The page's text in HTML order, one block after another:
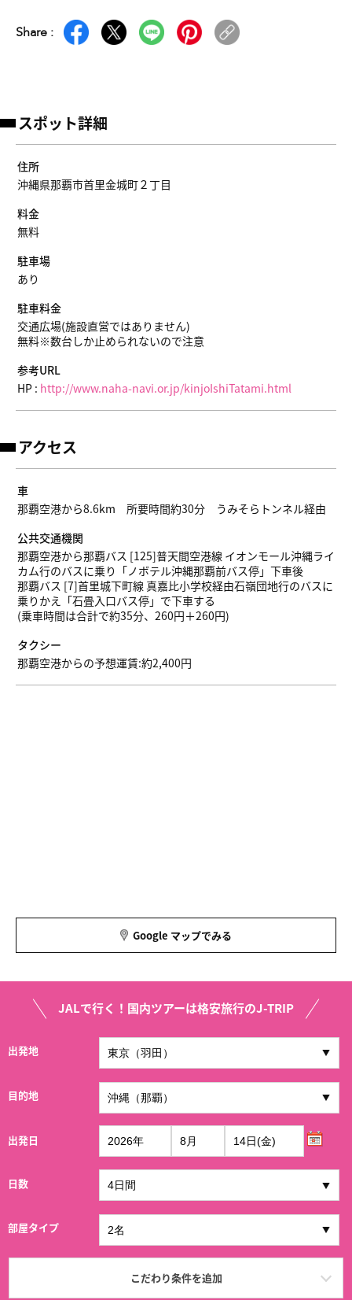
Share :
スポット詳細
住所
沖縄県那覇市首里金城町２丁目
料金
無料
駐車場
あり
駐車料金
交通広場(施設直営ではありません)
無料※数台しか止められないので注意
参考URL
HP : http://www.naha-navi.or.jp/kinjoIshiTatami.html
アクセス
車
那覇空港から8.6km 所要時間約30分 うみそらトンネル経由
公共交通機関
那覇空港から那覇バス [125]普天間空港線 イオンモール沖縄ライ
カム行のバスに乗り「ノボテル沖縄那覇前バス停」下車後
那覇バス [7]首里城下町線 真嘉比小学校経由石嶺団地行のバスに
乗りかえ「石畳入口バス停」で下車する
(乗車時間は合計で約35分、260円＋260円)
タクシー
那覇空港からの予想運賃:約2,400円
Google マップでみる
JALで行く！国内ツアーは格安旅行のJ-TRIP
出発地
目的地
出発日
日数
部屋タイプ
こだわり条件を追加